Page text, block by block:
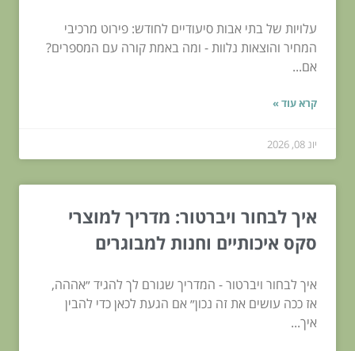
עלויות של בתי אבות סיעודיים לחודש: פירוט מרכיבי
המחיר והוצאות נלוות - ומה באמת קורה עם המספרים?
אם...
קרא עוד »
יונ 08, 2026
איך לבחור ויברטור: מדריך למוצרי
סקס איכותיים וחנות למבוגרים
איך לבחור ויברטור - המדריך שגורם לך להגיד ״אההה,
אז ככה עושים את זה נכון״ אם הגעת לכאן כדי להבין
איך...